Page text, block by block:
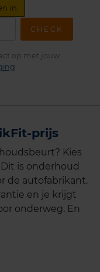
CHECK
op met jouw
prijs
Kies
is onderhoud
de autofabrikant.
en je krijgt
onderweg. En